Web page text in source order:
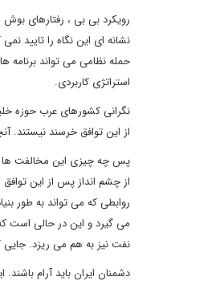
رویکرد بی بی ، رفتارهای
حمله نظامی می تواند برنامه
استراتژی کاربردی.
نگرانی کشورهای عرب حوزه
از این توافق خرسند نیستند.
پس چه چیزی این مخالفت ها و
از چشم انداز پس از این
روابطی که می تواند به طور
می گیرد و این در حالی است
نفت نیز به هم می ریزد. جایی
دشمنان ایران باید آرام